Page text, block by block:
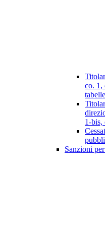
co. 1,
1-bis,
Sanzioni